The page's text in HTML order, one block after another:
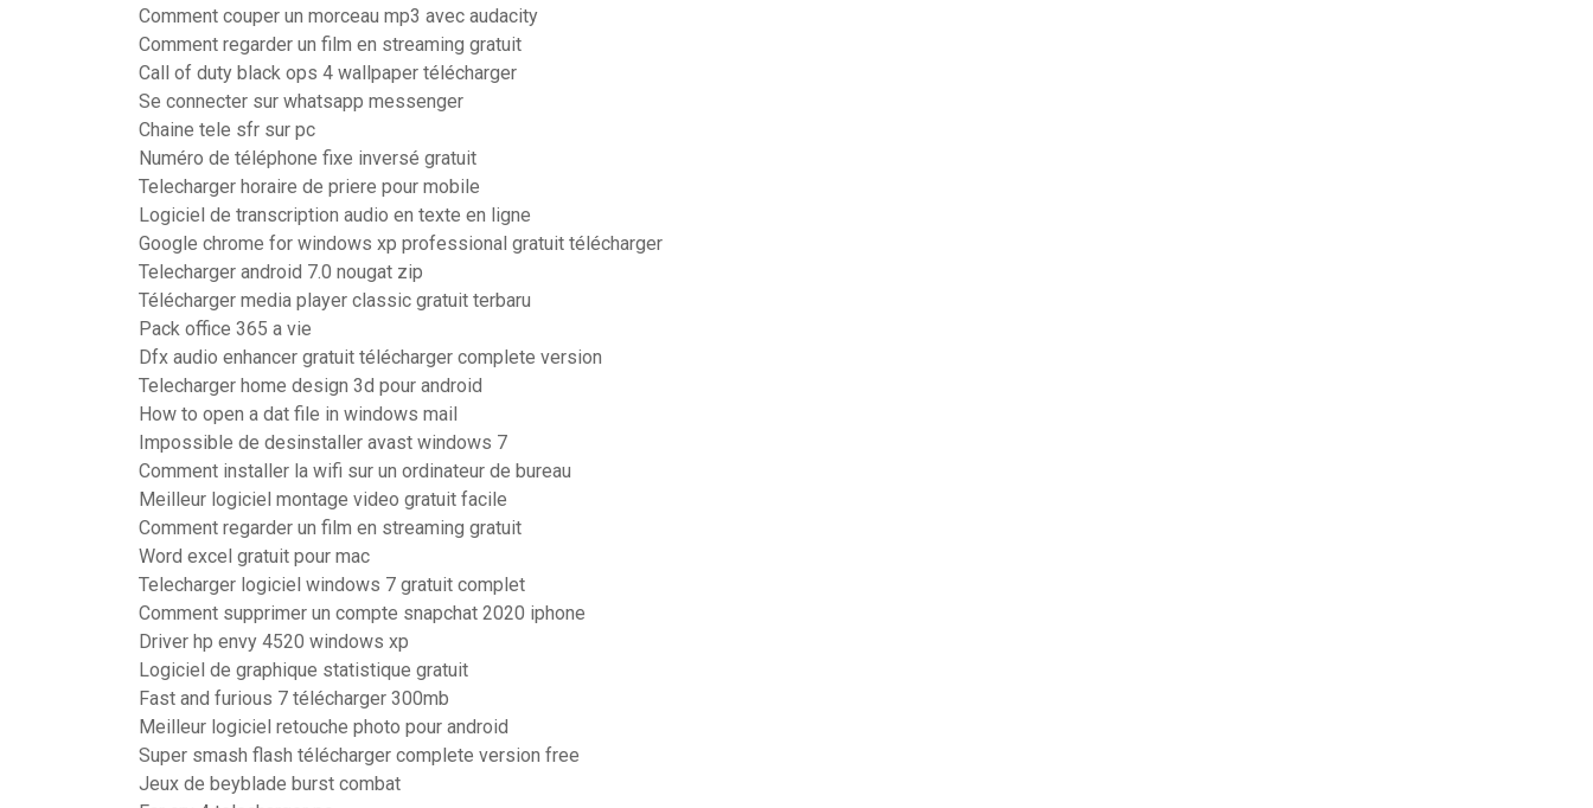
Comment couper un morceau mp3 avec audacity
Comment regarder un film en streaming gratuit
Call of duty black ops 4 wallpaper télécharger
Se connecter sur whatsapp messenger
Chaine tele sfr sur pc
Numéro de téléphone fixe inversé gratuit
Telecharger horaire de priere pour mobile
Logiciel de transcription audio en texte en ligne
Google chrome for windows xp professional gratuit télécharger
Telecharger android 7.0 nougat zip
Télécharger media player classic gratuit terbaru
Pack office 365 a vie
Dfx audio enhancer gratuit télécharger complete version
Telecharger home design 3d pour android
How to open a dat file in windows mail
Impossible de desinstaller avast windows 7
Comment installer la wifi sur un ordinateur de bureau
Meilleur logiciel montage video gratuit facile
Comment regarder un film en streaming gratuit
Word excel gratuit pour mac
Telecharger logiciel windows 7 gratuit complet
Comment supprimer un compte snapchat 2020 iphone
Driver hp envy 4520 windows xp
Logiciel de graphique statistique gratuit
Fast and furious 7 télécharger 300mb
Meilleur logiciel retouche photo pour android
Super smash flash télécharger complete version free
Jeux de beyblade burst combat